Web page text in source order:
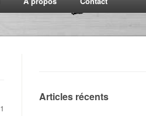
1
Articles récents